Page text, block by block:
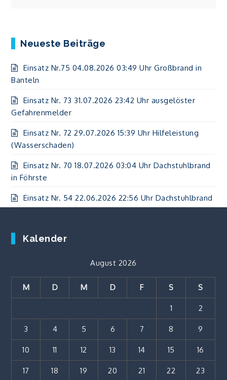
Neueste Beiträge
Einsatz Nr.75 04.08.2026 03:49 Uhr Großbrand in
Banteln
Einsatz Nr. 73 31.07.2026 23:42 Uhr ausgelöster
Gefahrenmelder
Einsatz Nr. 72 29.07.2026 15:39 Uhr Hilfeleistung
(Wasserschaden)
Einsatz Nr. 70 18.07.2026 03:04 Uhr Dachstuhlbrand
in Föhrste
Einsatz Nr. 54 22.06.2026 22:56 Uhr Dachstuhlbrand
Kalender
August 2026
M D M D F S S
1 2
3 4 5 6 7 8 9
10 11 12 13 14 15 16
17 18 19 20 21 22 23